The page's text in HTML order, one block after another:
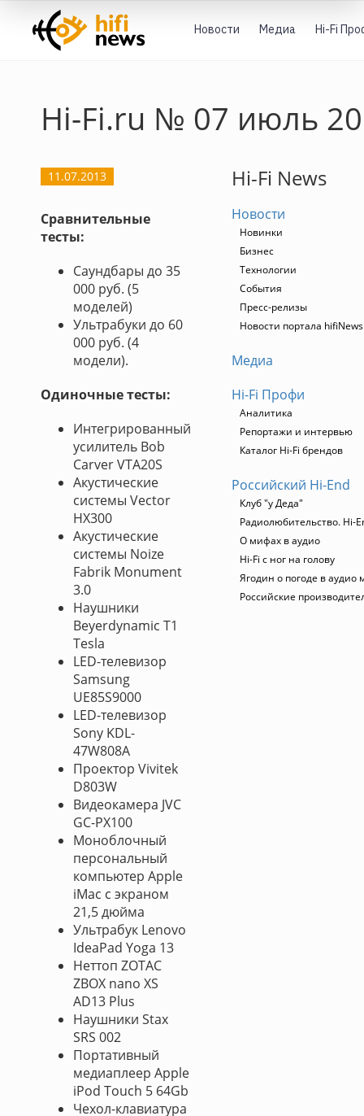
Новости Медиа Hi-Fi
Hi-Fi.ru № 07 июль
11.07.2013
Сравнительные
тесты:
Саундбары до 35
000 руб. (5
моделей)
Ультрабуки до 60
000 руб. (4
модели).
Одиночные тесты:
Интегрированный
усилитель Bob
Carver VTA20S
Акустические
системы Vector
HX300
Акустические
системы Noize
Fabrik Monument
3.0
Наушники
Beyerdynamic T1
Tesla
LED-телевизор
Samsung
UE85S9000
LED-телевизор
Sony KDL-
47W808A
Проектор Vivitek
D803W
Видеокамера JVC
GC-PX100
Моноблочный
персональный
компьютер Apple
iMac с экраном
21,5 дюйма
Ультрабук Lenovo
IdeaPad Yoga 13
Неттоп ZOTAC
ZBOX nano XS
AD13 Plus
Наушники Stax
SRS 002
Портативный
медиаплеер Apple
iPod Touch 5 64Gb
Чехол-клавиатура
Hi-Fi News
Новости
Новинки
Бизнес
Технологии
События
Пресс-релизы
Новости портала hifiNews
Медиа
Hi-Fi Профи
Аналитика
Репортажи и интервью
Каталог Hi-Fi брендов
Российский Hi-End
Клуб "у Деда"
Радиолюбительство. Hi-
О мифах в аудио
Hi-Fi с ног на голову
Ягодин о погоде в аудио
Российские